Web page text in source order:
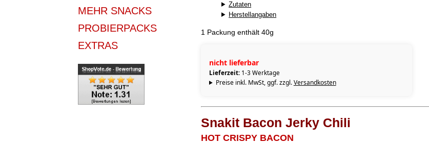
MEHR SNACKS
PROBIERPACKS
EXTRAS
Zutaten
Herstellangaben
1 Packung enthält 40g
nicht lieferbar
Lieferzeit: 1-3 Werktage
Preise inkl. MwSt, ggf. zzgl.Versandkosten
Snakit Bacon Jerky Chili
HOT CRISPY BACON